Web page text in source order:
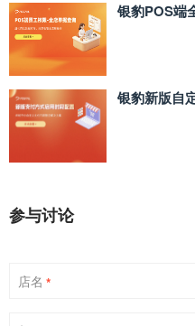
银豹POS端
银豹新版自
参与讨论
店名 *